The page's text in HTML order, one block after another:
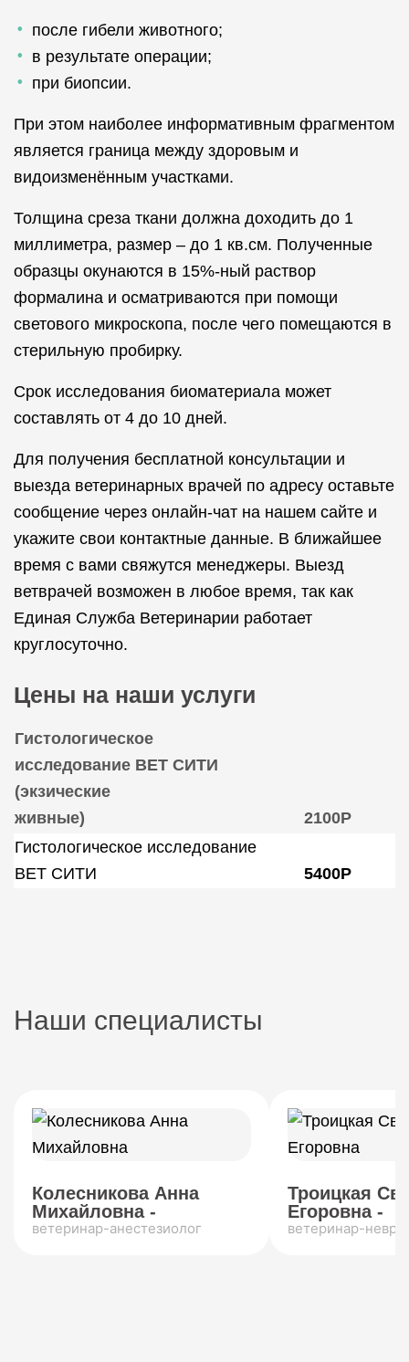
после гибели животного;
в результате операции;
при биопсии.
При этом наиболее информативным фрагментом
является граница между здоровым и
видоизменённым участками.
Толщина среза ткани должна доходить до 1
миллиметра, размер – до 1 кв.см. Полученные
образцы окунаются в 15%-ный раствор
формалина и осматриваются при помощи
светового микроскопа, после чего помещаются в
стерильную пробирку.
Срок исследования биоматериала может
составлять от 4 до 10 дней.
Для получения бесплатной консультации и
выезда ветеринарных врачей по адресу оставьте
сообщение через онлайн-чат на нашем сайте и
укажите свои контактные данные. В ближайшее
время с вами свяжутся менеджеры. Выезд
ветврачей возможен в любое время, так как
Единая Служба Ветеринарии работает
круглосуточно.
Цены на наши услуги
Гистологическое
исследование ВЕТ СИТИ
(экзические
живные)
2100Р
Гистологическое исследование
ВЕТ СИТИ
5400Р
Наши специалисты
Колесникова Анна
Михайловна -
ветеринар-анестезиолог
Троицкая
Егоровна -
ветеринар-